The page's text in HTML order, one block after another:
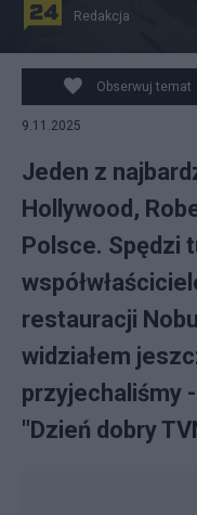
Redakcja
Obserwuj temat
9.11.2025
Jeden z
Hollywood,
Polsce. Spędzi
restauracji
widziałem
przyjechaliśmy
"Dzień dobry